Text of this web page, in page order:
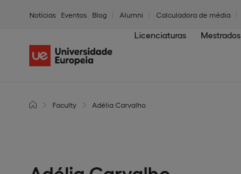
Notícias Eventos Blog Alumni Calculadora de média
Licenciaturas Mestrados
Faculty Adélia Carvalho